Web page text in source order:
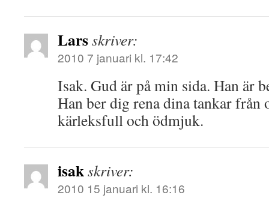
Larsskriver:
2010 7 januari kl. 17:42
Isak. Gud är på min sida. Han är
Han ber dig rena dina tankar från
kärleksfull och ödmjuk.
isakskriver:
2010 15 januari kl. 16:16